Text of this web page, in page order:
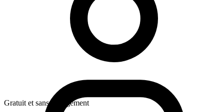
Gratuit et sans engagement